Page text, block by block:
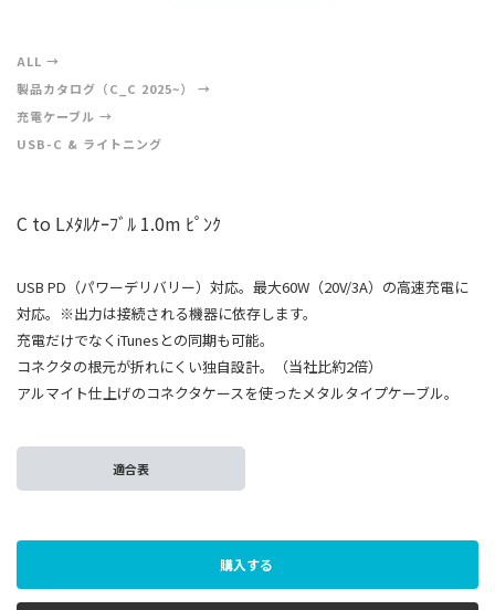
ALL
製品カタログ（C_C 2025~）
充電ケーブル
USB-C & ライトニング
C to Lﾒﾀﾙｹｰﾌﾞﾙ 1.0m ﾋﾟﾝｸ
USB PD（パワーデリバリー）対応。最大60W（20V/3A）の高速充電に
対応。※出力は接続される機器に依存します。
充電だけでなくiTunesとの同期も可能。
コネクタの根元が折れにくい独自設計。（当社比約2倍）
アルマイト仕上げのコネクタケースを使ったメタルタイプケーブル。
適合表
購入する